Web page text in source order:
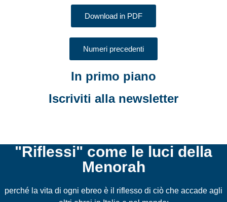
Download in PDF
Numeri precedenti
In primo piano
Iscriviti alla newsletter
"Riflessi" come le luci della
Menorah
perché la vita di ogni ebreo è il riflesso di ciò che accade agli